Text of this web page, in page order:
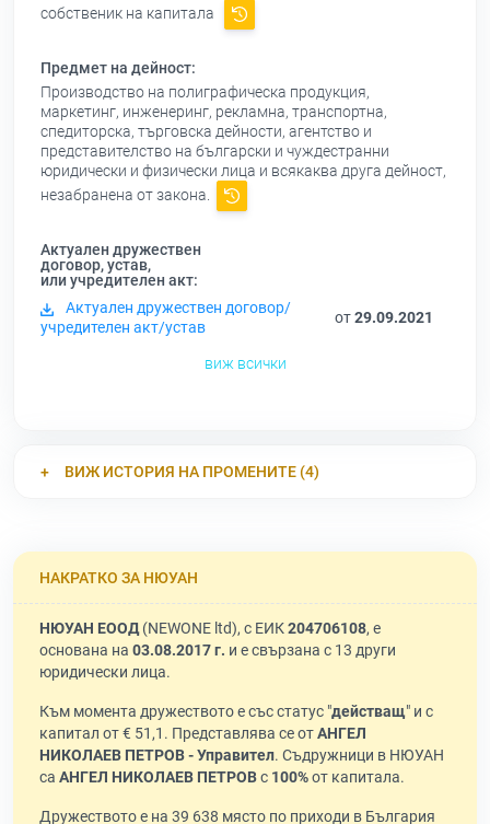
собственик на капитала
Предмет на дейност:
Производство на полиграфическа продукция,
маркетинг, инженеринг, рекламна, транспортна,
спедиторска, търговска дейности, агентство и
представителство на български и чуждестранни
юридически и физически лица и всякаква друга дейност,
незабранена от закона.
Актуален дружествен
договор, устав,
или учредителен акт:
Актуален дружествен договор/
учредителен акт/устав
от29.09.2021
виж всички
ВИЖ ИСТОРИЯ НА ПРОМЕНИТЕ (4)
НАКРАТКО ЗА НЮУАН
НЮУАН ЕООД(NEWONE ltd), с ЕИК204706108, е
основана на 03.08.2017 г. и е свързана с 13 други
юридически лица.
Към момента дружеството е със статус "действащ" и с
капитал от € 51,1. Представлява се отАНГЕЛ
НИКОЛАЕВ ПЕТРОВ - Управител. Съдружници в НЮУАН
са АНГЕЛ НИКОЛАЕВ ПЕТРОВс 100%от капитала.
Дружеството е на 39 638 място по приходи в България